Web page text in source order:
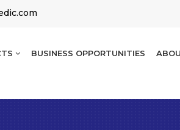
BUSINESS OPPORTUNITIES